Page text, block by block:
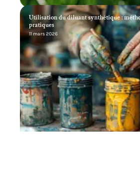
Utilisation du diluant synthétique :
pratiques
11 mars 2026